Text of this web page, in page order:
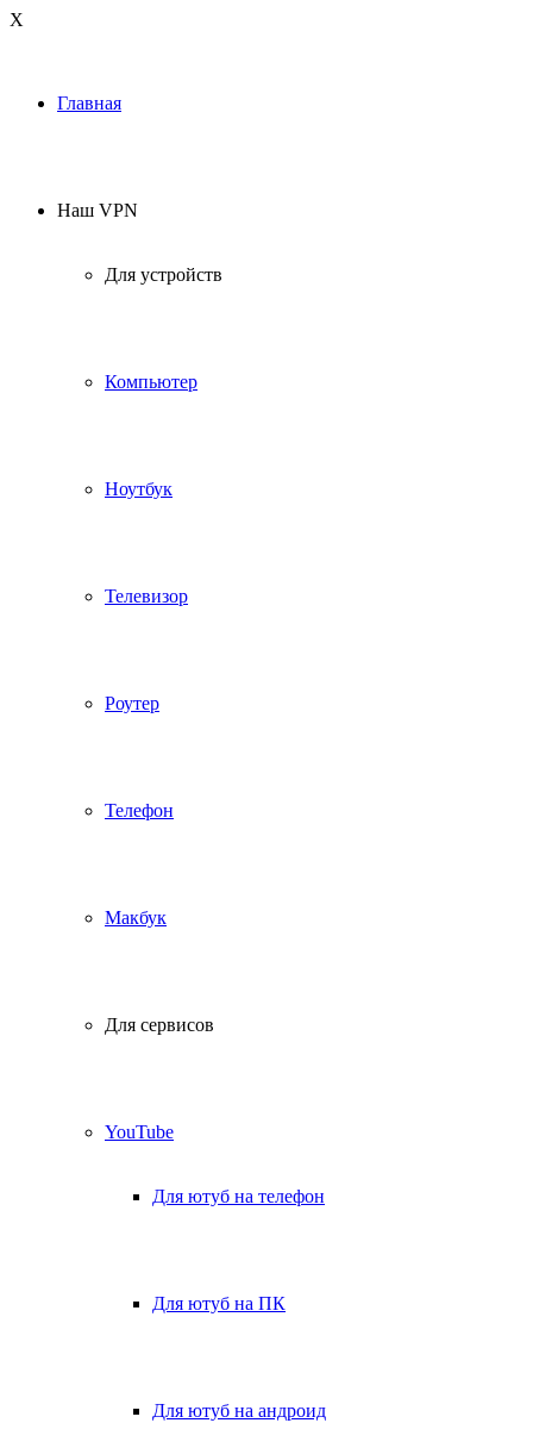
Х
Главная
Наш VPN
Для устройств
Компьютер
Ноутбук
Телевизор
Роутер
Телефон
Макбук
Для сервисов
YouTube
Для ютуб на телефон
Для ютуб на ПК
Для ютуб на андроид